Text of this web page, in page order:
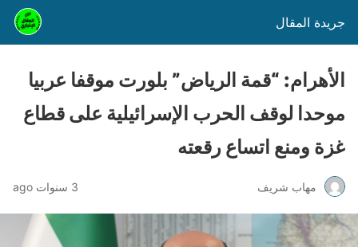
جريدة المقال
الأهرام: “قمة الرياض” بلورت موقفا عربيا
موحدا لوقف الحرب الإسرائيلية على قطاع
غزة ومنع اتساع رقعته
مهاب شريف 3 سنوات ago